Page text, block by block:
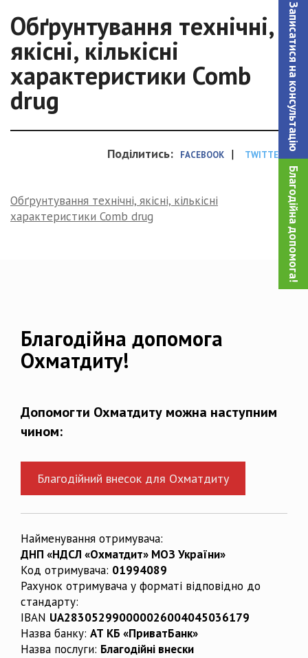
Записатися на консультацiю
Благодійна допомога!
Обґрунтування технічні,
якісні, кількісні
характеристики Comb
drug
Поділитись: FACEBOOK | TWITTER
Обґрунтування технічні, якісні, кількісні
характеристики Comb drug
Благодійна допомога
Охматдиту!
Допомогти Охматдиту можна наступним
чином:
Благодійний внесок для Охматдиту
Найменування отримувача:
ДНП «НДСЛ «Охматдит» МОЗ України»
Код отримувача: 01994089
Рахунок отримувача у форматі відповідно до
стандарту:
IBAN UA283052990000026004045036179
Назва банку: АТ КБ «ПриватБанк»
Назва послуги: Благодійні внески